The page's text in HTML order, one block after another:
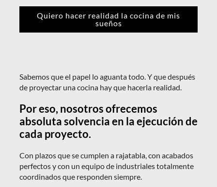
Quiero hacer realidad la cocina de mis
sueños
Sabemos que el papel lo aguanta todo. Y que después
de proyectar una cocina hay que hacerla realidad.
Por eso, nosotros ofrecemos
absoluta solvencia en la ejecución de
cada proyecto.
Con plazos que se cumplen a rajatabla, con acabados
perfectos y con un equipo de industriales totalmente
coordinados que responden siempre.